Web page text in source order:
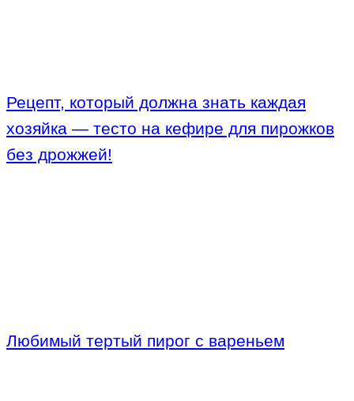
Рецепт, который должна знать каждая
хозяйка — тесто на кефире для пирожков
без дрожжей!
Любимый тертый пирог с вареньем